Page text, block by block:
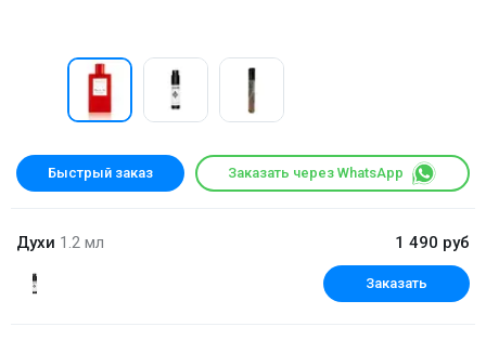
Быстрый заказ Заказать через WhatsApp
Духи 1.2 мл 1 490 руб
Заказать